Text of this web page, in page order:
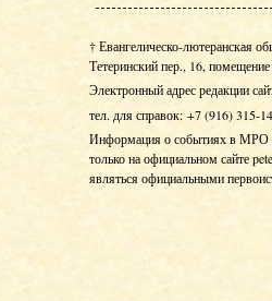
† Евангелическо-лютеранская
Тетеринский пер., 16,
Электронный адрес редакции
тел. для справок: +7 (916) 315-
Информация о событиях в МРО
только на официальном сайте
являться официальными